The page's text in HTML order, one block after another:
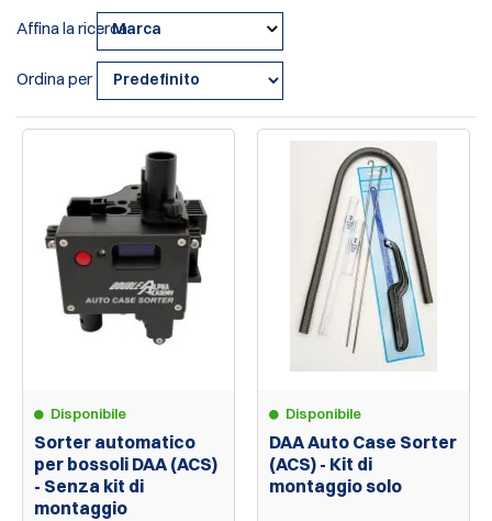
Affina la ricercaMarca
Ordina per
Disponibile
Sorter automatico
per bossoli DAA (ACS)
- Senza kit di
montaggio
Disponibile
DAA Auto Case Sorter
(ACS) - Kit di
montaggio solo